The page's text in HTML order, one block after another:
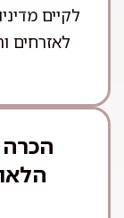
לקיים
לאזרחים
הכרה